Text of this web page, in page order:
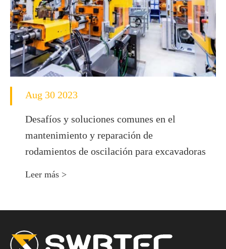
Aug 30 2023
Desafíos y soluciones comunes en el
mantenimiento y reparación de
rodamientos de oscilación para excavadoras
Leer más >